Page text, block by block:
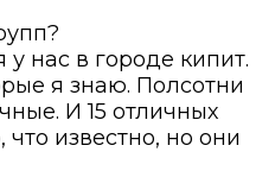
нас в городе кипит.
я знаю. Полсотни
И 15 отличных
известно, но они